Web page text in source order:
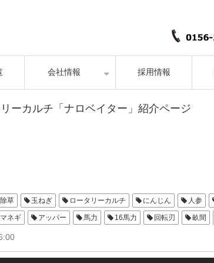
会社情報 採用情報
ーカルチ「ナロベイター」紹介ページ
草 玉ねぎ ロータリーカルチ にんじん 人参
ネギ アッパー 馬力 16馬力 回転刃 畝間